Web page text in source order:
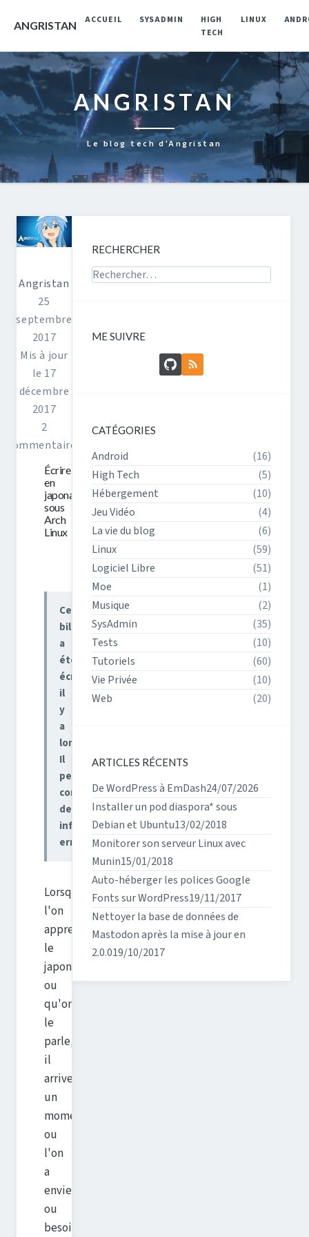
ANGRISTAN ACCUEIL SYSADMIN
HIGH
TECH
LINUX
ANGRISTAN
Le blog tech d'Angristan
Angristan
25
septembre
2017
Mis à jour
le 17
décembre
2017
2
commentaires
Écrire
en
japonais
sous
Arch
Linux
Ce
billet
a
été
écrit
il
y
a
longtemps.
Il
peut
contenir
des
informations
erronées.
Lorsque
l'on
apprend
le
japonais
ou
qu'on
le
parle,
il
arrive
un
moment
ou
l'on
a
envie
ou
besoin
RECHERCHER
Rechercher sur le site
ME SUIVRE
GitHubFlux RSS
CATÉGORIES
Android
(16)
High Tech
(5)
Hébergement
(10)
Jeu Vidéo
(4)
La vie du blog
(6)
Linux
(59)
Logiciel Libre
(51)
Moe
(1)
Musique
(2)
SysAdmin
(35)
Tests
(10)
Tutoriels
(60)
Vie Privée
(10)
Web
(20)
ARTICLES RÉCENTS
De WordPress à EmDash24/07/2026
Installer un pod diaspora* sous
Debian et Ubuntu13/02/2018
Monitorer son serveur Linux avec
Munin15/01/2018
Auto-héberger les polices Google
Fonts sur WordPress19/11/2017
Nettoyer la base de données de
Mastodon après la mise à jour en
2.0.019/10/2017